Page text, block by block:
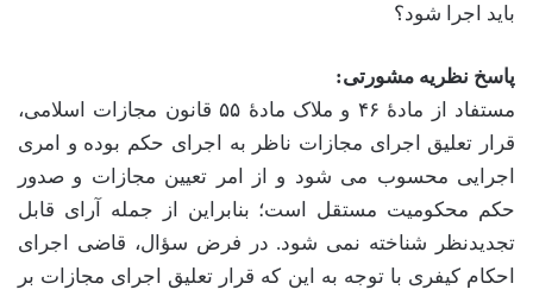
باید اجرا شود؟
پاسخ نظریه مشورتی:
مستفاد از مادۀ ۴۶ و ملاک مادۀ ۵۵ قانون مجازات اسلامی،
قرار تعلیق اجرای مجازات ناظر به اجرای حکم بوده و امری
اجرایی محسوب می شود و از امر تعیین مجازات و صدور
حکم محکومیت مستقل است؛ بنابراین از جمله آرای قابل
تجدیدنظر شناخته نمی شود. در فرض سؤال، قاضی اجرای
احکام کیفری با توجه به این که قرار تعلیق اجرای مجازات بر